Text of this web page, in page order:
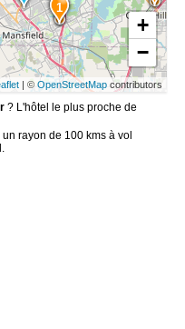
1
+
−
| ©OpenStreetMap contributors
? L'hôtel le plus proche de
rayon de 100 kms à vol